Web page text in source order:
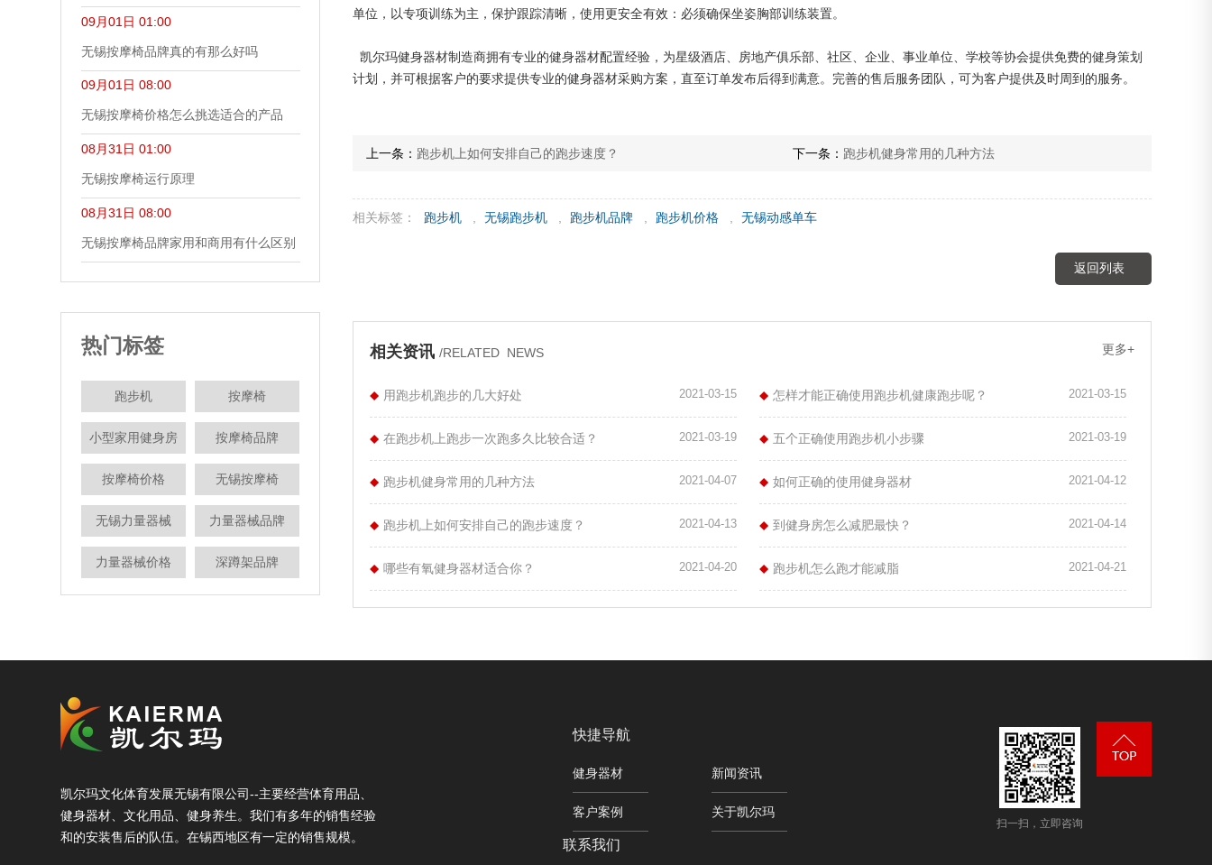
09月01日 01:00
无锡按摩椅品牌真的有那么好吗
09月01日 08:00
无锡按摩椅价格怎么挑选适合的产品
08月31日 01:00
无锡按摩椅运行原理
08月31日 08:00
无锡按摩椅品牌家用和商用有什么区别
热门标签
跑步机 按摩椅
小型家用健身房 按摩椅品牌
按摩椅价格 无锡按摩椅
无锡力量器械 力量器械品牌
力量器械价格 深蹲架品牌
单位，以专项训练为主，保护跟踪清晰，使用更安全有效：必须确保坐姿胸部训练装置。
凯尔玛健身器材制造商拥有专业的健身器材配置经验，为星级酒店、房地产俱乐部、社区、企业、事业单位、学校等协会提供免费的健身策划
计划，并可根据客户的要求提供专业的健身器材采购方案，直至订单发布后得到满意。完善的售后服务团队，可为客户提供及时周到的服务。
上一条： 跑步机上如何安排自己的跑步速度？ 下一条： 跑步机健身常用的几种方法
相关标签： 跑步机 无锡跑步机 跑步机品牌 跑步机价格 无锡动感单车
返回列表
相关资讯/RELATED NEWS 更多+
2021-03-15
用跑步机跑步的几大好处 2021-03-15
怎样才能正确使用跑步机健康跑步呢？
2021-03-19
在跑步机上跑步一次跑多久比较合适？ 2021-03-19
五个正确使用跑步机小步骤
2021-04-07
跑步机健身常用的几种方法 2021-04-12
如何正确的使用健身器材
2021-04-13
跑步机上如何安排自己的跑步速度？ 2021-04-14
到健身房怎么减肥最快？
2021-04-20
哪些有氧健身器材适合你？ 2021-04-21
跑步机怎么跑才能减脂
凯尔玛文化体育发展无锡有限公司--主要经营体育用品、
健身器材、文化用品、健身养生。我们有多年​‌‌的销售经验
和的安装售后的队伍。在锡西地区有一定的销售规模。
扫一扫，立即咨询
快捷导航
健身器材 新闻资讯
客户案例 关于凯尔玛
联系我们